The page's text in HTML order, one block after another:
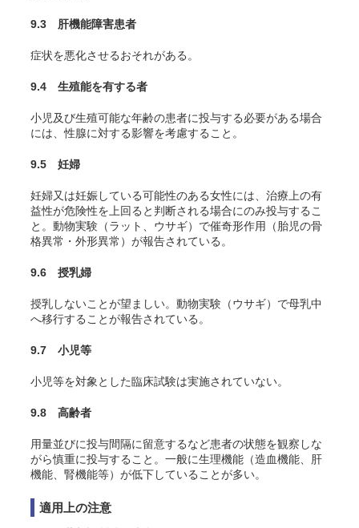
9.3 肝機能障害患者
症状を悪化させるおそれがある。
9.4 生殖能を有する者
小児及び生殖可能な年齢の患者に投与する必要がある場合
には、性腺に対する影響を考慮すること。
9.5 妊婦
妊婦又は妊娠している可能性のある女性には、治療上の有
益性が危険性を上回ると判断される場合にのみ投与するこ
と。動物実験（ラット、ウサギ）で催奇形作用（胎児の骨
格異常・外形異常）が報告されている。
9.6 授乳婦
授乳しないことが望ましい。動物実験（ウサギ）で母乳中
へ移行することが報告されている。
9.7 小児等
小児等を対象とした臨床試験は実施されていない。
9.8 高齢者
用量並びに投与間隔に留意するなど患者の状態を観察しな
がら慎重に投与すること。一般に生理機能（造血機能、肝
機能、腎機能等）が低下していることが多い。
適用上の注意